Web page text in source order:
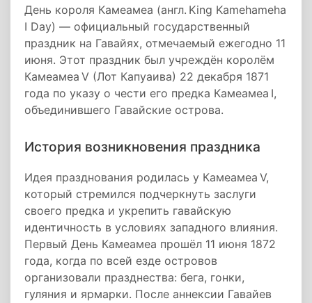
День короля Камеамеа (англ. King Kamehameha
I Day) — официальный государственный
праздник на Гавайях, отмечаемый ежегодно 11
июня. Этот праздник был учреждён королём
Камеамеа V (Лот Капуаива) 22 декабря 1871
года по указу о чести его предка Камеамеа I,
объединившего Гавайские острова.
История возникновения праздника
Идея празднования родилась у Камеамеа V,
который стремился подчеркнуть заслуги
своего предка и укрепить гавайскую
идентичность в условиях западного влияния.
Первый День Камеамеа прошёл 11 июня 1872
года, когда по всей езде островов
организовали празднества: бега, гонки,
гуляния и ярмарки. После аннексии Гавайев